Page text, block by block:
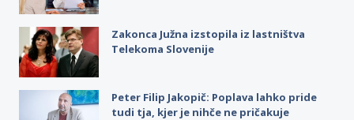
Zakonca Južna izstopila iz lastništva
Telekoma Slovenije
Peter Filip Jakopič: Poplava lahko pride
tudi tja, kjer je nihče ne pričakuje